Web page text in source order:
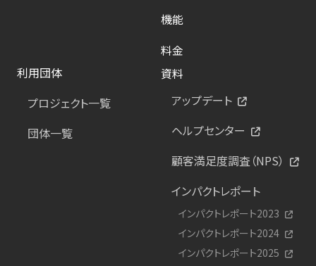
機能
料金
利用団体
プロジェクト一覧
団体一覧
資料
アップデート
ヘルプセンター
顧客満足度調査（NPS）
インパクトレポート
インパクトレポート2023
インパクトレポート2024
インパクトレポート2025